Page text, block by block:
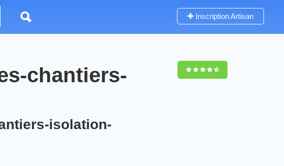
Inscription Artisan
chantiers-
isolation-